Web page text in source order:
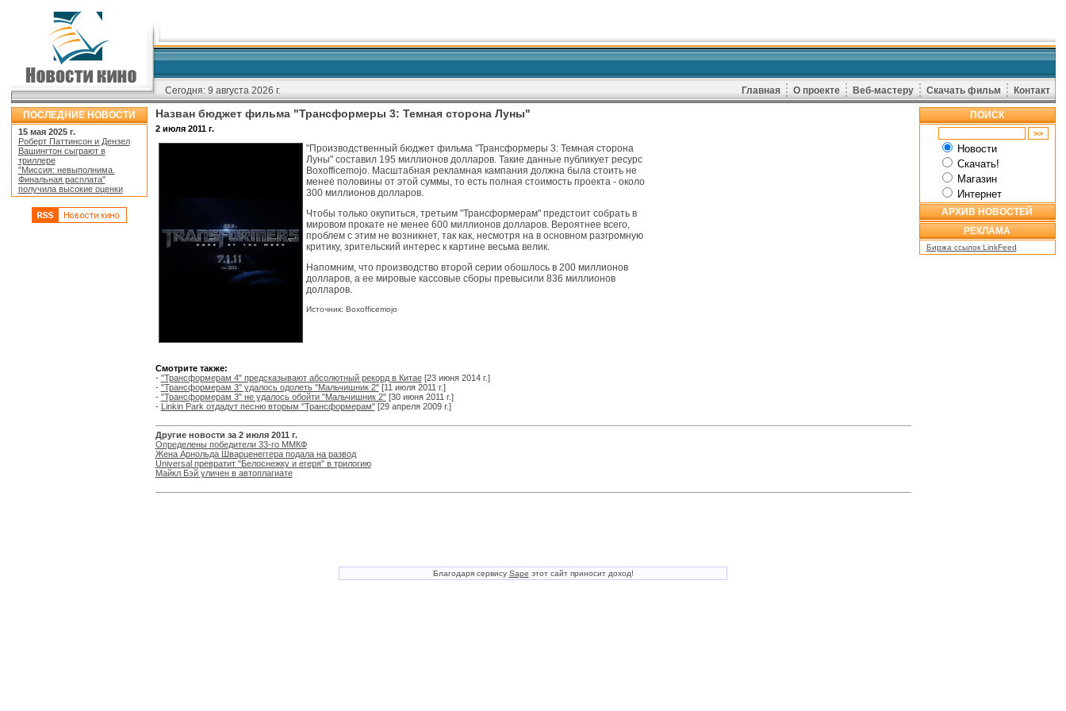
Сегодня: 9 августа 2026 г. Главная О проекте Веб-мастеру Скачать фильм Контакт
ПОСЛЕДНИЕ НОВОСТИ
15 мая 2025 г.
Роберт Паттинсон и Дензел
Вашингтон сыграют в
триллере
"Миссия: невыполнима.
Финальная расплата"
получила высокие оценки
Назван бюджет фильма "Трансформеры 3: Темная сторона Луны"
2 июля 2011 г.
"Производственный бюджет фильма "Трансформеры 3: Темная сторона
Луны" составил 195 миллионов долларов. Такие данные публикует ресурс
Boxofficemojo. Масштабная рекламная кампания должна была стоить не
менее половины от этой суммы, то есть полная стоимость проекта - около
300 миллионов долларов.
Чтобы только окупиться, третьим "Трансформерам" предстоит собрать в
мировом прокате не менее 600 миллионов долларов. Вероятнее всего,
проблем с этим не возникнет, так как, несмотря на в основном разгромную
критику, зрительский интерес к картине весьма велик.
Напомним, что производство второй серии обошлось в 200 миллионов
долларов, а ее мировые кассовые сборы превысили 836 миллионов
долларов.
Источник: Boxofficemojo
Смотрите также:
- "Трансформерам 4" предсказывают абсолютный рекорд в Китае[23 июня 2014 г.]
- "Трансформерам 3" удалось одолеть "Мальчишник 2"[11 июля 2011 г.]
- "Трансформерам 3" не удалось обойти "Мальчишник 2"[30 июня 2011 г.]
- Linkin Park отдадут песню вторым "Трансформерам"[29 апреля 2009 г.]
Другие новости за 2 июля 2011 г.
Определены победители 33-го ММКФ
Жена Арнольда Шварценеггера подала на развод
Universal превратит "Белоснежку и егеря" в трилогию
Майкл Бэй уличен в автоплагиате
Благодаря сервису Sape этот сайт приносит доход!
ПОИСК
Новости
Скачать!
Магазин
Интернет
АРХИВ НОВОСТЕЙ
РЕКЛАМА
Биржа ссылок LinkFeed